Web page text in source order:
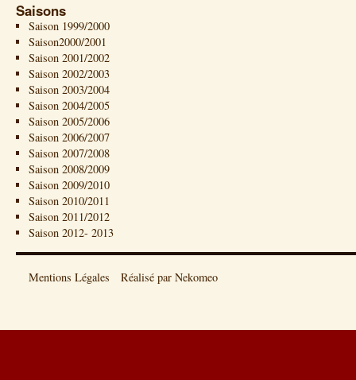
Saisons
Saison 1999/2000
Saison2000/2001
Saison 2001/2002
Saison 2002/2003
Saison 2003/2004
Saison 2004/2005
Saison 2005/2006
Saison 2006/2007
Saison 2007/2008
Saison 2008/2009
Saison 2009/2010
Saison 2010/2011
Saison 2011/2012
Saison 2012- 2013
Mentions Légales Réalisé par Nekomeo